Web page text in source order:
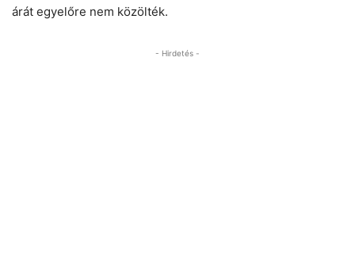
árát egyelőre nem közölték.
- Hirdetés -